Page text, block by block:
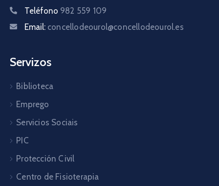
Teléfono 982 559 109
Email: concellodeourol@concellodeourol.es
Servizos
Biblioteca
Emprego
Servicios Sociais
PIC
Protección Civil
Centro de Fisioterapia